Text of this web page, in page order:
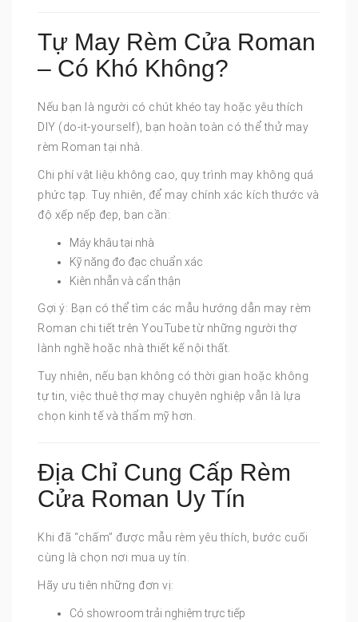
Tự May Rèm Cửa Roman
– Có Khó Không?
Nếu bạn là người có chút khéo tay hoặc yêu thích
DIY (do-it-yourself), bạn hoàn toàn có thể thử may
rèm Roman tại nhà.
Chi phí vật liệu không cao, quy trình may không quá
phức tạp. Tuy nhiên, để may chính xác kích thước và
độ xếp nếp đẹp, bạn cần:
Máy khâu tại nhà
Kỹ năng đo đạc chuẩn xác
Kiên nhẫn và cẩn thận
Gợi ý: Bạn có thể tìm các mẫu hướng dẫn may rèm
Roman chi tiết trên YouTube từ những người thợ
lành nghề hoặc nhà thiết kế nội thất.
Tuy nhiên, nếu bạn không có thời gian hoặc không
tự tin, việc thuê thợ may chuyên nghiệp vẫn là lựa
chọn kinh tế và thẩm mỹ hơn.
Địa Chỉ Cung Cấp Rèm
Cửa Roman Uy Tín
Khi đã “chấm” được mẫu rèm yêu thích, bước cuối
cùng là chọn nơi mua uy tín.
Hãy ưu tiên những đơn vị:
Có showroom trải nghiệm trực tiếp